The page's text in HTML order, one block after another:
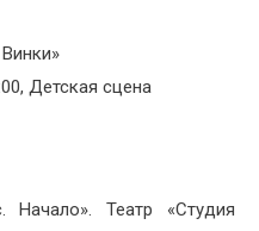
Детская сцена
Начало». Театр «Студия